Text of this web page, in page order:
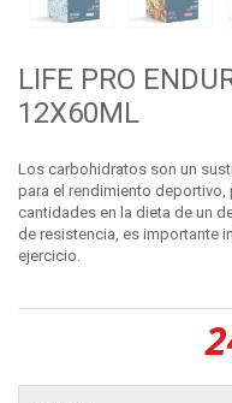
LIFE PRO
12X60ML
Los carbohidratos son un
para el rendimiento
cantidades en la dieta de un
de resistencia, es importante
ejercicio.